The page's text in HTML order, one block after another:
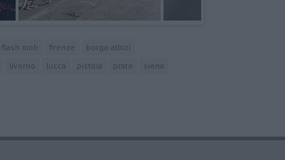
flash mob firenze
borgo albizi
livorno lucca pistoia prato
siena